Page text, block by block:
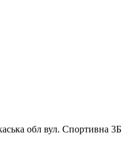
обл вул. Спортивна 3Б